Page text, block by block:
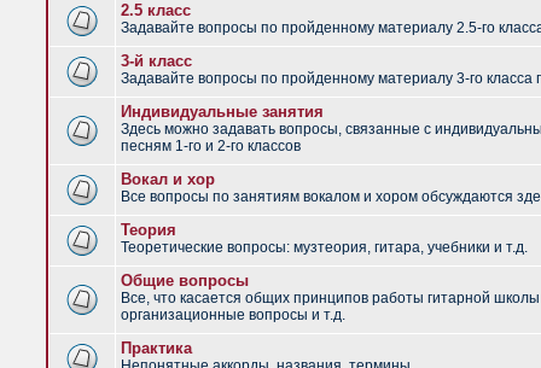
2.5 класс
Задавайте вопросы по пройденному материалу 2.5-го
3-й класс
Задавайте вопросы по пройденному материалу 3-го класса
Индивидуальные занятия
Здесь можно задавать вопросы, связанные с
песням 1-го и 2-го классов
Вокал и хор
Все вопросы по занятиям вокалом и хором обсуждаются
Теория
Теоретические вопросы: музтеория, гитара, учебники и т.д.
Общие вопросы
Все, что касается общих принципов работы гитарной
организационные вопросы и т.д.
Практика